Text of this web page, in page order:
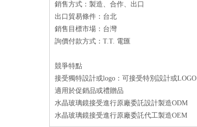
銷售方式：製造、合作、出口
出口貿易條件：台北
銷售目標市場：台灣
詢價付款方式：T.T. 電匯
競爭特點
接受獨特設計或logo：可接受特別設計或LOGO
適用於促銷品或禮贈品
水晶玻璃鏡接受進行原廠委託設計製造ODM
水晶玻璃鏡接受進行原廠委託代工製造OEM